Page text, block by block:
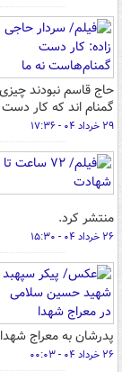
حاج قاسم نبودند
گمنام اند که کار
۲۹ خرداد ۰۴ - ۱۷:۳۶
منتشر کرد.
۲۶ خرداد ۰۴ - ۱۵:۳۰
پدرشان به معراج
۲۶ خرداد ۰۴ - ۰۰:۰۳